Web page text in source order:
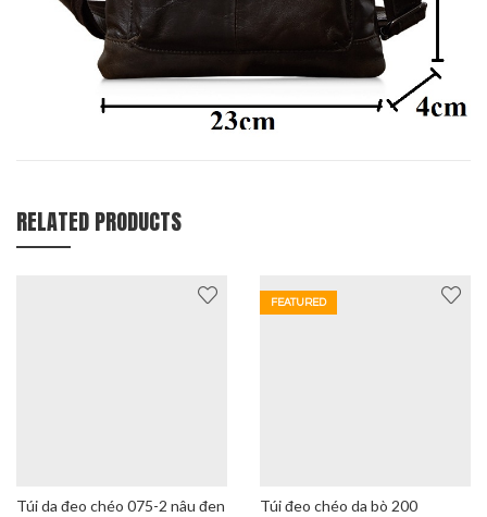
RELATED PRODUCTS
Túi da đeo chéo 075-2 nâu đen
FEATURED
Túi đeo chéo da bò 200